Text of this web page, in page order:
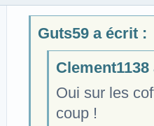
Guts59 a écrit :
Oui sur les
coup !